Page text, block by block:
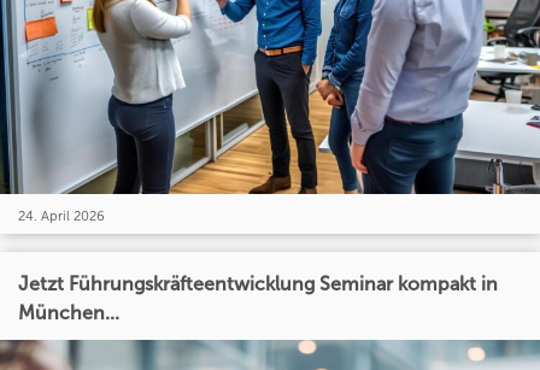
24. April 2026
Jetzt Führungskräfteentwicklung Seminar kompakt in
München...